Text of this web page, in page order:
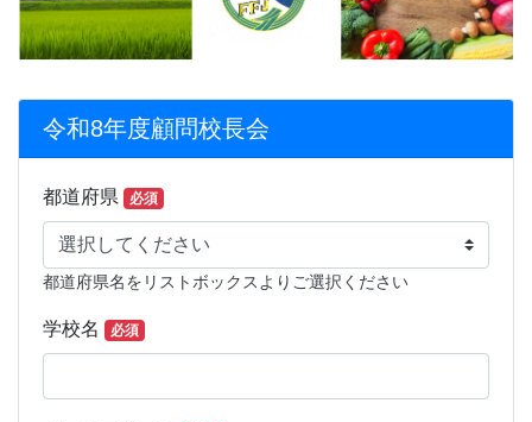
令和8年度顧問校長会
令和8年度顧問校長会
都道府県 必須
都道府県名をリストボックスよりご選択ください
学校名 必須